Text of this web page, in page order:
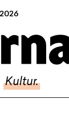
Kultur.
was Bern bewegt
Alltag.
Politik.
Kultur.